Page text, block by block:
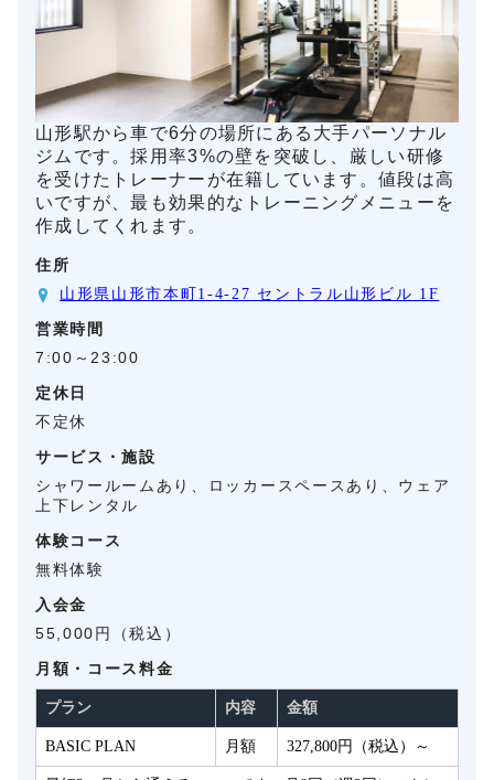
山形駅から車で6分の場所にある大手パーソナル
ジムです。採用率3%の壁を突破し、厳しい研修
を受けたトレーナーが在籍しています。値段は高
いですが、最も効果的なトレーニングメニューを
作成してくれます。
住所
山形県山形市本町1-4-27 セントラル山形ビル 1F
営業時間
7:00～23:00
定休日
不定休
サービス・施設
シャワールームあり、ロッカースペースあり、ウェア
上下レンタル
体験コース
無料体験
入会金
55,000円（税込）
月額・コース料金
プラン 内容 金額
BASIC PLAN 月額 327,800円（税込）～